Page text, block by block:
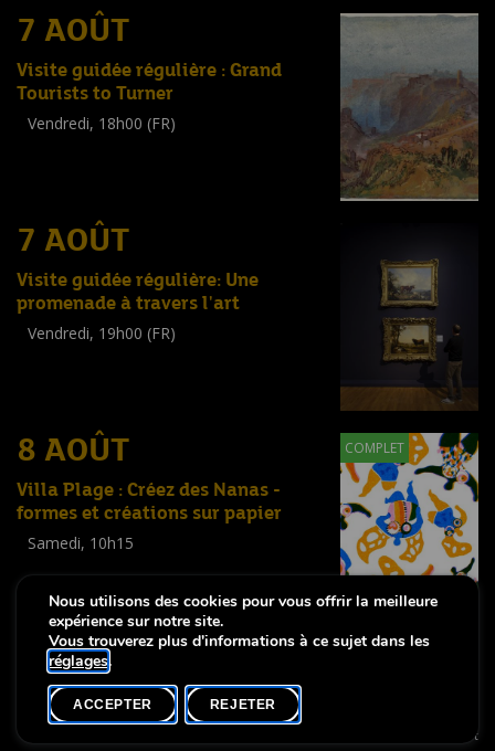
7 AOÛT
Visite guidée régulière : Grand
Tourists to Turner
Vendredi, 18h00 (FR)
7 AOÛT
Visite guidée régulière: Une
promenade à travers l'art
Vendredi, 19h00 (FR)
8 AOÛT COMPLET
Villa Plage : Créez des Nanas -
formes et créations sur papier
Samedi, 10h15
Enfants Familles Adultes
Notice légale-
Copyright © 2026, Lëtzebuerg City Museum. Tous droits réservés
made by Apart
Nous utilisons des cookies pour vous offrir la meilleure
expérience sur notre site.
Vous trouverez plus d'informations à ce sujet dans les
réglages.
ACCEPTER REJETER